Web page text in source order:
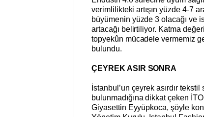
verimlilikteki artışın yüzde 4-7
büyümenin yüzde 3 olacağı ve
artacağı belirtiliyor. Katma
topyekûn mücadele vermemiz
bulundu.
ÇEYREK ASIR SONRA
İstanbul’un çeyrek asırdır
bulunmadığına dikkat çeken
Giyasettin Eyyüpkoca, şöyle